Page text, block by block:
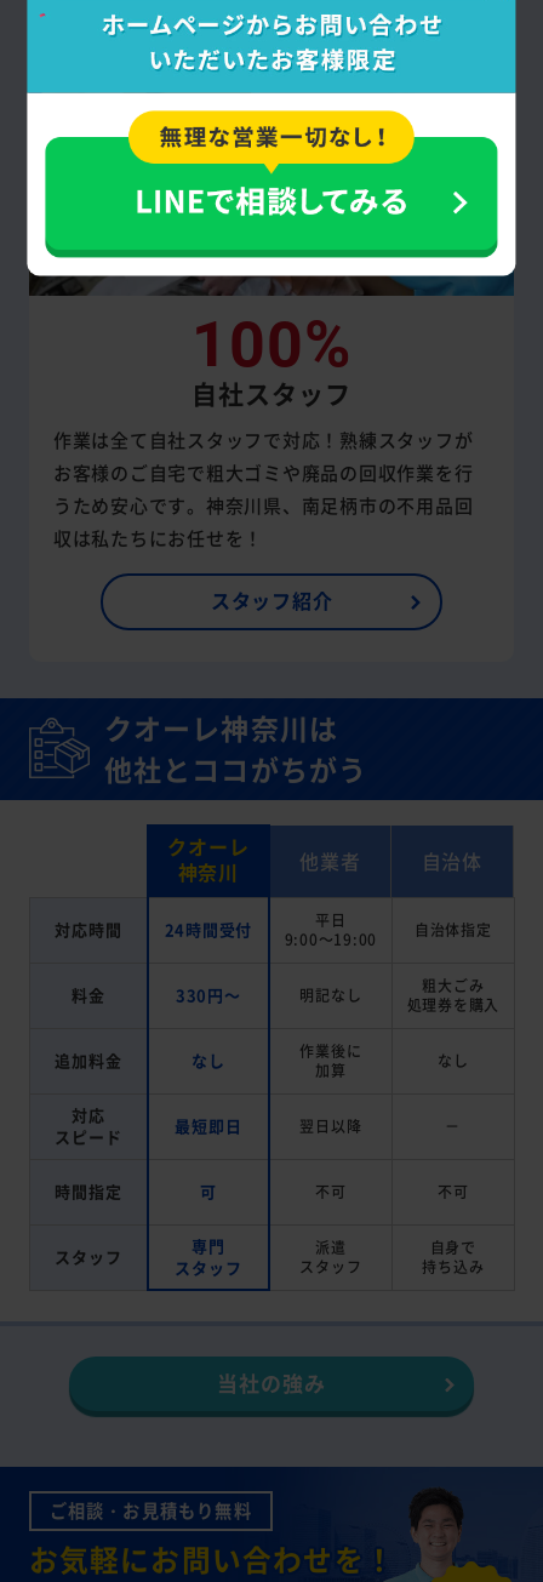
100%
自社スタッフ
作業は全て自社スタッフで対応！熟練スタッフが
お客様のご自宅で粗大ゴミや廃品の回収作業を行
うため安心です。神奈川県、南足柄市の不用品回
収は私たちにお任せを！
スタッフ紹介
クオーレ神奈川は
他社とココがちがう
クオーレ
神奈川
他業者 自治体
対応時間 24時間受付
平日
9:00～19:00
自治体指定
料金 330円～ 明記なし
粗大ごみ
処理券を 購入
追加料金 なし
作業後に
加算
なし
対応
スピード
最短即日 翌日以降 －
時間指定 可 不可 不可
スタッフ
専門
スタッフ
派遣
スタッフ
自身で
持ち込み
当社の強み
ご相談・お見積もり無料
お気軽にお問い合わせを！